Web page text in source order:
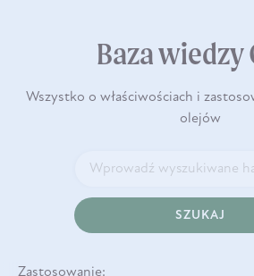
Baza wiedzy
Wszystko o właściwościach i
olejów
SZUKAJ
Zastosowanie: